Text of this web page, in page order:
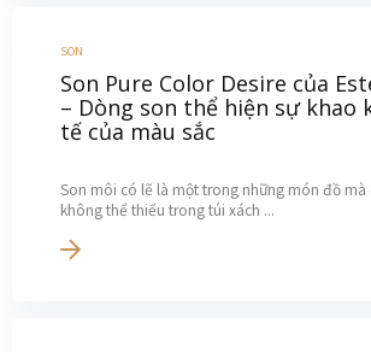
SON
Son Pure Color Desire của
– Dòng son thể hiện sự khao
tế của màu sắc
Son môi có lẽ là một trong những món đồ mà
không thể thiếu trong túi xách ...